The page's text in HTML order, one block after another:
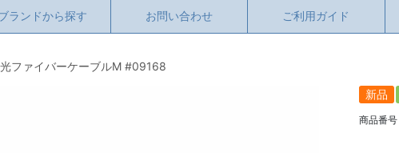
ランドから探す お問い合わせ ご利用ガイド
ファイバーケーブルM #09168
新品
商品番号